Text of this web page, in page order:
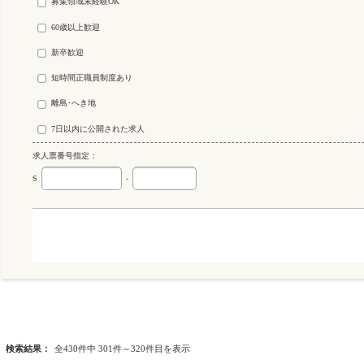
60歳以上歓迎
新卒歓迎
短時間正職員制度あり
離島･へき地
7日以内に公開された求人
求人票番号指定：
S -
検索結果： 全430件中 301件～320件目を表示